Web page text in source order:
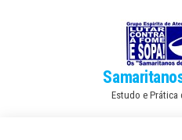
Estudo e Prática